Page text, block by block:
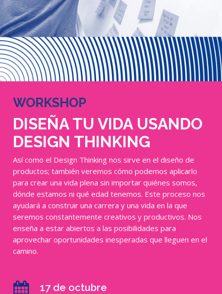
WORKSHOP
DISEÑA TU VIDA USANDO
DESIGN THINKING
Así como el Design Thinking nos sirve en el diseño de
productos; también veremos cómo podemos aplicarlo
para crear una vida plena sin importar quiénes somos,
dónde estamos ni qué edad tenemos. Este proceso nos
ayudará a construir una carrera y una vida en la que
seremos constantemente creativos y productivos. Nos
enseña a estar abiertos a las posibilidades para
aprovechar oportunidades inesperadas que lleguen en el
camino.
17 de octubre